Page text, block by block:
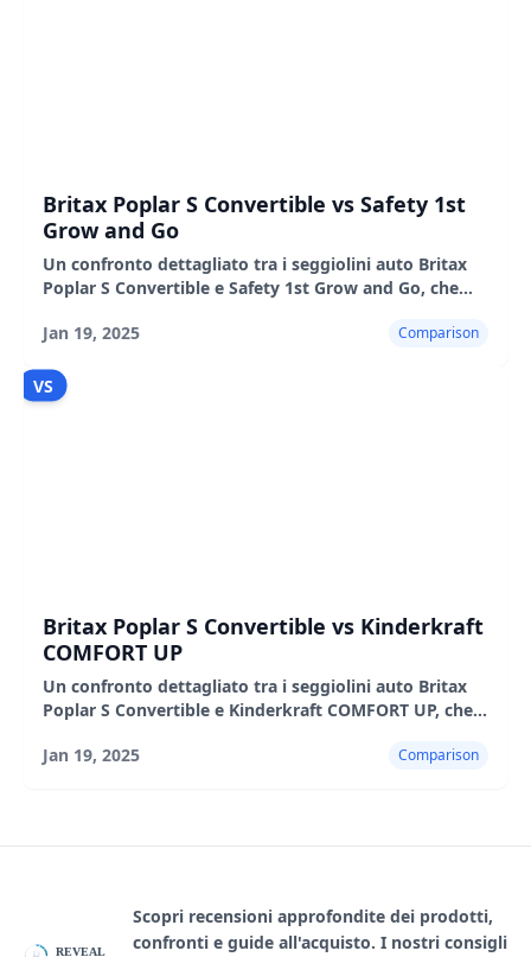
Britax Poplar S Convertible vs Safety 1st
Grow and Go
Un confronto dettagliato tra i seggiolini auto Britax
Poplar S Convertible e Safety 1st Grow and Go, che
Jan 19, 2025
Comparison
VS
Britax Poplar S Convertible vs Kinderkraft
COMFORT UP
Un confronto dettagliato tra i seggiolini auto Britax
Poplar S Convertible e Kinderkraft COMFORT UP, che
Jan 19, 2025
Comparison
REVEAL
Scopri recensioni approfondite dei prodotti,
confronti e guide all'acquisto. I nostri consigli